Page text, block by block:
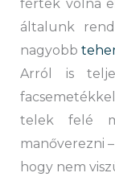
fértek volna
általunk
nagyobb
Arról is
telek felé
manőverezni
hogy nem